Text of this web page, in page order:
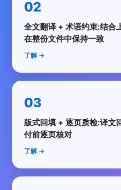
02
全文翻译 + 术语约束:结合
在整份文件中保持一致
了解→
03
版式回填 + 逐页质检:译文
付前逐页核对
了解→